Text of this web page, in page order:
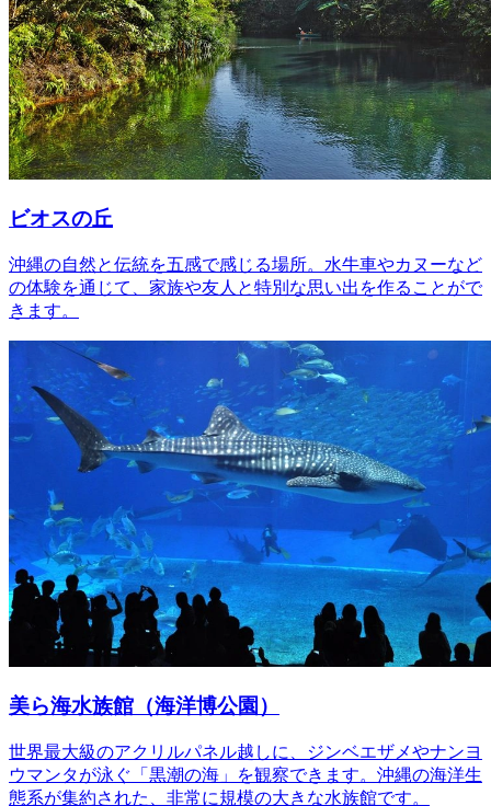
ビオスの丘
沖縄の自然と伝統を五感で感じる場所。水牛車やカヌーなど
の体験を通じて、家族や友人と特別な思い出を作ることがで
きます。
美ら海水族館（海洋博公園）
世界最大級のアクリルパネル越しに、ジンベエザメやナンヨ
ウマンタが泳ぐ「黒潮の海」を観察できます。沖縄の海洋生
態系が集約された、非常に規模の大きな水族館です。